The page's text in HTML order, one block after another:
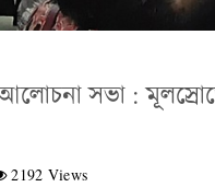
সভা :
2192 Views